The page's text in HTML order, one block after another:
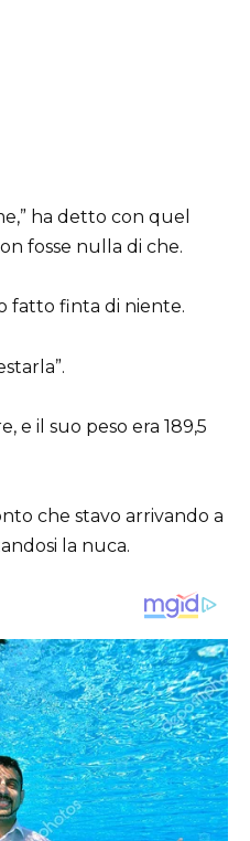
ha detto con quel
fosse nulla di che.
fatto finta di niente.
e il suo peso era 189,5
che stavo arrivando a
la nuca.